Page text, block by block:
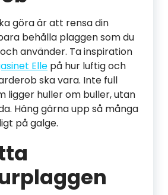
göra är att rensa din
behålla plaggen som du
använder. Ta inspiration
Elle på hur luftig och
ska vara. Inte full
ligger huller om buller, utan
Häng gärna upp så många
på galge.